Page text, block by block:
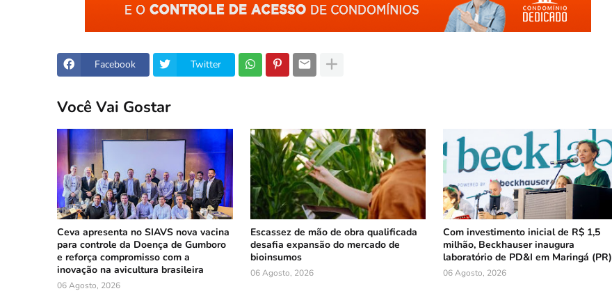
Facebook Twitter
Você Vai Gostar
Ceva apresenta no SIAVS nova vacina
para controle da Doença de Gumboro
e reforça compromisso com a
inovação na avicultura brasileira
06 Agosto, 2026
Escassez de mão de obra qualificada
desafia expansão do mercado de
bioinsumos
06 Agosto, 2026
Com investimento inicial de R$ 1,5
milhão, Beckhauser inaugura
laboratório de PD&I em Maringá (PR)
06 Agosto, 2026